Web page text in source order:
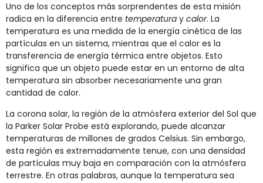
Uno de los conceptos más sorprendentes de esta misión
radica en la diferencia entre temperatura y calor. La
temperatura es una medida de la energía cinética de las
partículas en un sistema, mientras que el calor es la
transferencia de energía térmica entre objetos. Esto
significa que un objeto puede estar en un entorno de alta
temperatura sin absorber necesariamente una gran
cantidad de calor.
La corona solar, la región de la atmósfera exterior del Sol que
la Parker Solar Probe está explorando, puede alcanzar
temperaturas de millones de grados Celsius. Sin embargo,
esta región es extremadamente tenue, con una densidad
de partículas muy baja en comparación con la atmósfera
terrestre. En otras palabras, aunque la temperatura sea